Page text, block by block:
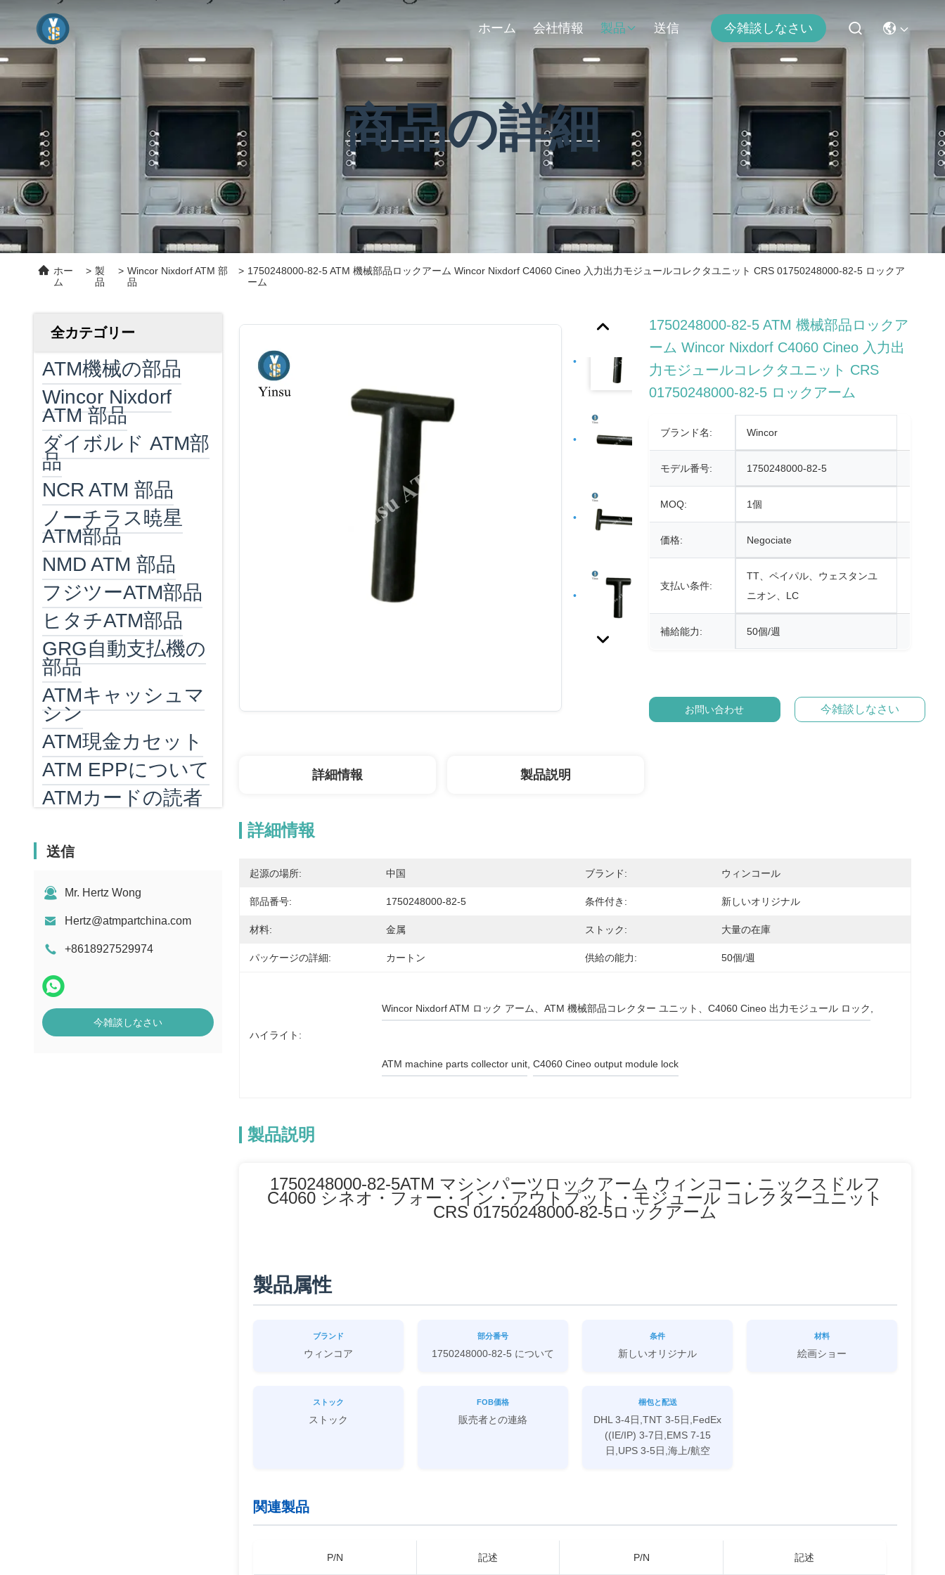
ホーム 会社情報 製品 送信 今雑談しなさい
商品の詳細
ホー
ム
> 製
品
> Wincor Nixdorf ATM 部
品
> 1750248000-82-5 ATM 機械部品ロックアーム Wincor Nixdorf C4060 Cineo 入力出力モジュールコレクタユニット CRS 01750248000-82-5 ロックア
ーム
全カテゴリー
ATM機械の部品
Wincor Nixdorf
ATM 部品
ダイボルド ATM部
品
NCR ATM 部品
ノーチラス暁星
ATM部品
NMD ATM 部品
フジツーATM部品
ヒタチATM部品
GRG自動支払機の
部品
ATMキャッシュマ
シン
ATM現金カセット
ATM EPPについて
ATMカードの読者
紙幣数える機械
ビル カウンターパ
ーツ
MEI 紙幣受入部品
POS端末
送信
Mr. Hertz Wong
Hertz@atmpartchina.com
+8618927529974
今雑談しなさい
1750248000-82-5 ATM 機械部品ロックア
ーム Wincor Nixdorf C4060 Cineo 入力出
力モジュールコレクタユニット CRS
01750248000-82-5 ロックアーム
ブランド名: Wincor
モデル番号: 1750248000-82-5
MOQ: 1個
価格: Negociate
支払い条件:
TT、ペイパル、ウェスタンユ
ニオン、LC
補給能力: 50個/週
お問い合わせ 今雑談しなさい
詳細情報 製品説明
詳細情報
起源の場所: 中国 ブランド: ウィンコール
部品番号: 1750248000-82-5 条件付き: 新しいオリジナル
材料: 金属 ストック: 大量の在庫
パッケージの詳細: カートン 供給の能力: 50個/週
ハイライト:
Wincor Nixdorf ATM ロック アーム、ATM 機械部品コレクター ユニット、C4060 Cineo 出力モジュール ロック
ATM machine parts collector unit , C4060 Cineo output module lock
製品説明
1750248000-82-5ATM マシンパーツロックアーム ウィンコー・ニックスドルフ
C4060 シネオ・フォー・イン・アウトプット・モジュール コレクターユニット
CRS 01750248000-82-5ロックアーム
製品属性
ブランド
ウィンコア
部分番号
1750248000-82-5 について
条件
新しいオリジナル
材料
絵画ショー
ストック
ストック
FOB価格
販売者との連絡
梱包と配送
DHL 3-4日,TNT 3-5日,FedEx
((IE/IP) 3-7日,EMS 7-15
日,UPS 3-5日,海上/航空
関連製品
P/N 記述 P/N 記述